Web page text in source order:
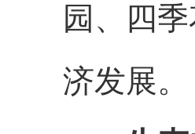
园、四
济发展。